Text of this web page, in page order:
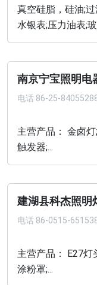
真空硅脂，硅油;
水银表;压力油表;
南京宁宝照明电
电话 86-25-
主营产品： 金卤
触发器;...
建湖县科杰照明
电话 86-0515-
主营产品： E27灯
涂粉罩;...